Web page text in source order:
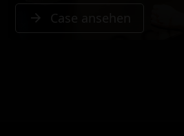
Case ansehen